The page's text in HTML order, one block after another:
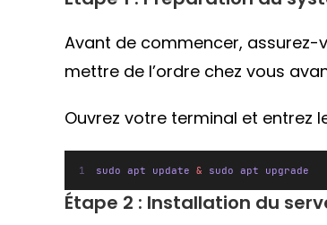
Avant de commencer, assurez-
mettre de l’ordre chez vous
Ouvrez votre terminal et entrez
sudo apt update & sudo apt upgrade
Étape 2 : Installation du